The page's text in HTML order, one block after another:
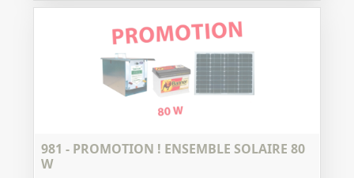
981 - PROMOTION ! ENSEMBLE SOLAIRE 80
W